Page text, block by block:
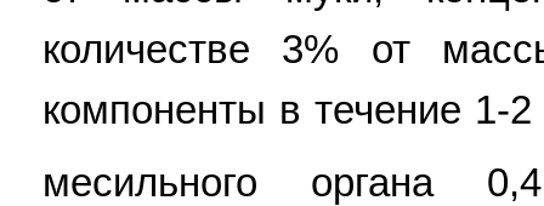
количестве 3% от
компоненты в течение 1-
месильного органа